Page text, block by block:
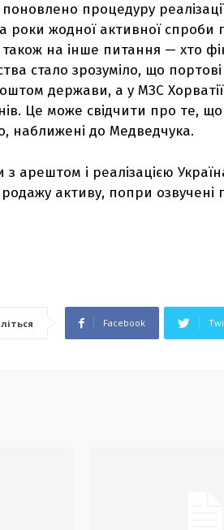
поновлено процедуру
роки жодної активної спроби
на інше питання — хто
стало зрозуміло, що
держави, а у МЗС
Це може свідчити про те,
наближені до Медведчука.
арештом і реалізацією
активу, попри
Facebook